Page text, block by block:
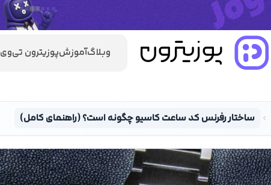
وبلاگآموزشپوزیترون تی‌وی
ساختار رفرنس کد ساعت کاسیو چگونه است؟ (راهنمای کامل)